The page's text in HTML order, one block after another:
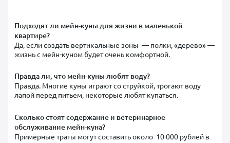
Подходят ли мейн-куны для жизни в маленькой
квартире?
Да, если создать вертикальные зоны — полки, «дерево» —
жизнь с мейн-куном будет очень комфортной.
Правда ли, что мейн-куны любят воду?
Правда. Многие куны играют со струйкой, трогают воду
лапой перед питьем, некоторые любят купаться.
Сколько стоят содержание и ветеринарное
обслуживание мейн-куна?
Примерные траты могут составить около 10 000 рублей в